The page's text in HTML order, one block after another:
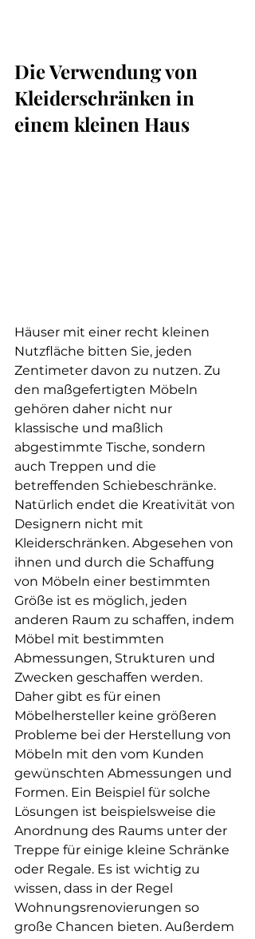
Die Verwendung von
Kleiderschränken in
einem kleinen Haus
Häuser mit einer recht kleinen
Nutzfläche bitten Sie, jeden
Zentimeter davon zu nutzen. Zu
den maßgefertigten Möbeln
gehören daher nicht nur
klassische und maßlich
abgestimmte Tische, sondern
auch Treppen und die
betreffenden Schiebeschränke.
Natürlich endet die Kreativität von
Designern nicht mit
Kleiderschränken. Abgesehen von
ihnen und durch die Schaffung
von Möbeln einer bestimmten
Größe ist es möglich, jeden
anderen Raum zu schaffen, indem
Möbel mit bestimmten
Abmessungen, Strukturen und
Zwecken geschaffen werden.
Daher gibt es für einen
Möbelhersteller keine größeren
Probleme bei der Herstellung von
Möbeln mit den vom Kunden
gewünschten Abmessungen und
Formen. Ein Beispiel für solche
Lösungen ist beispielsweise die
Anordnung des Raums unter der
Treppe für einige kleine Schränke
oder Regale. Es ist wichtig zu
wissen, dass in der Regel
Wohnungsrenovierungen so
große Chancen bieten. Außerdem